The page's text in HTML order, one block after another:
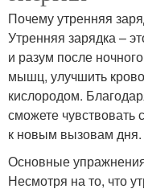
Почему утренняя
Утренняя зарядка –
и разум после
мышц, улучшить
кислородом.
сможете
к новым вызовам дня.
Основные
Несмотря на то, что